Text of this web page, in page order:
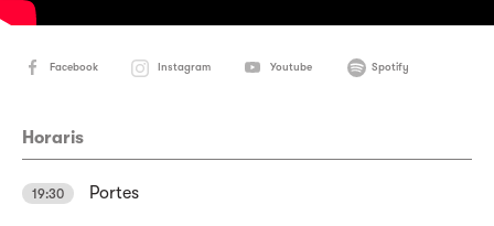
Facebook Instagram Youtube Spotify
Horaris
19:30 Portes